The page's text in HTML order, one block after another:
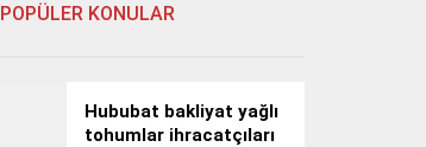
POPÜLER KONULAR
Hububat bakliyat yağlı
tohumlar ihracatçıları